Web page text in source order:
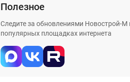
Полезное
Следите за обновлениями Новострой-
популярных площадках интернета